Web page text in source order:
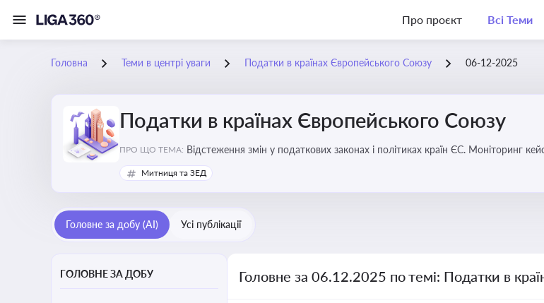
Про проєкт Всі Теми
Головна Теми в центрі уваги Податки в країнах Європейського Союзу 06-12-2025
Податки в країнах Європейського Союзу
ПРО ЩО ТЕМА: Відстеження змін у податкових законах і політиках країн ЄС. Моніторинг
Митниця та ЗЕД
Головне за добу (AI) Усі публікації
ГОЛОВНЕ ЗА ДОБУ Головне за 06.12.2025 по темі: Податки в